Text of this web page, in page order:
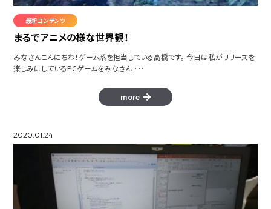
最新コンテンツ
まるでアニメの様な世界観！
みなさんこんにちわ！ゲーム系を担当している高橋です。 今日は私がリリースを
楽しみにしているPCゲームをみなさん ･･･
more
2020.01.24